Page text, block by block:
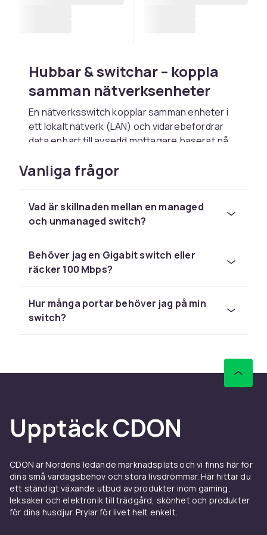
Hubbar & switchar – koppla
samman nätverksenheter
En nätverksswitch kopplar samman enheter i
ett lokalt nätverk (LAN) och vidarebefordrar
data enbart till avsedd mottagare baserat på
sänder till alla portar. Gigabit Ethernet-
switchar (1000 Mbps per port) är nu standard.
bandbredd för NAS, server och gaming.
Unmanaged switchar är plug-and-play utan
enkla kontorsnät. Managed switchar erbjuder
VLAN, QoS, port mirroring och LACP-
PoE-switchar (Power over Ethernet) levererar
ström till IP-kameror och access points via
Köptips och guider för
Hos CDON hittar du hubbar & switchar från
marknadsledande tillverkare som TP-Link,
ASUS, Netgear, Cisco Meraki och Ubiquiti UniFi.
Oavsett om du söker en enkel lösning för
hemmanätverket eller enterprise-klassen för
företaget, hittar du rätt produkt hos oss till
konkurrenskraftiga priser.
Vanliga frågor
Vad är skillnaden mellan en managed
och unmanaged switch?
Behöver jag en Gigabit switch eller
räcker 100 Mbps?
Hur många portar behöver jag på min
switch?
Upptäck CDON
CDON är Nordens ledande marknadsplats och vi finns här för
dina små vardagsbehov och stora livsdrömmar. Här hittar du
ett ständigt växande utbud av produkter inom gaming,
leksaker och elektronik till trädgård, skönhet och produkter
för dina husdjur. Prylar för livet helt enkelt.